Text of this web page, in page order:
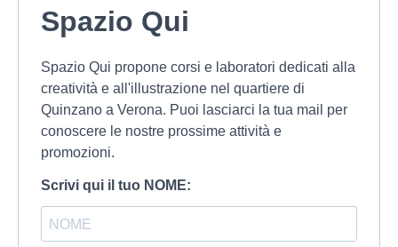
Spazio Qui
Spazio Qui propone corsi e laboratori dedicati alla
creatività e all'illustrazione nel quartiere di
Quinzano a Verona. Puoi lasciarci la tua mail per
conoscere le nostre prossime attività e
promozioni.
Scrivi qui il tuo NOME: